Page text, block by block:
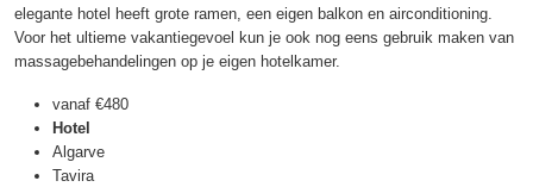
elegante hotel heeft grote ramen, een eigen balkon en airconditioning.
Voor het ultieme vakantiegevoel kun je ook nog eens gebruik maken van
massagebehandelingen op je eigen hotelkamer.
vanaf €480
Hotel
Algarve
Tavira